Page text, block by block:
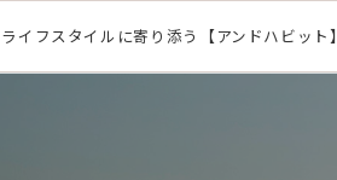
ライフスタイルに寄り添う【アンドハビット】